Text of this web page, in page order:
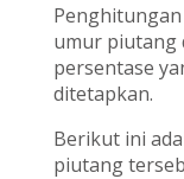
umur piutang
persentase
ditetapkan.
Berikut ini
piutang